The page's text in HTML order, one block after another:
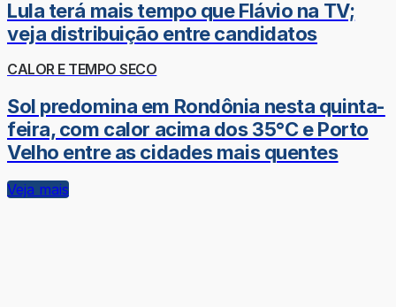
Lula terá mais tempo que Flávio na TV;
veja distribuição entre candidatos
CALOR E TEMPO SECO
Sol predomina em Rondônia nesta quinta-
feira, com calor acima dos 35°C e Porto
Velho entre as cidades mais quentes
Veja mais